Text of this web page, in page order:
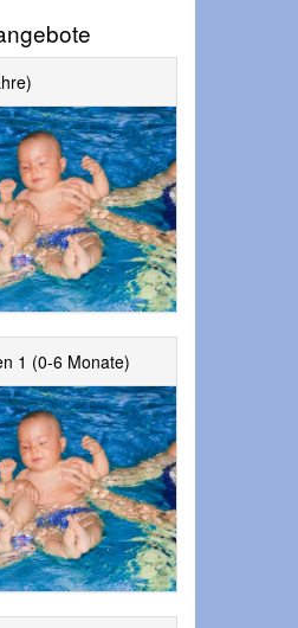
1 (0-6 Monate)